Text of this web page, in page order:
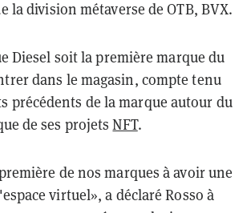
la division métaverse de OTB, BVX.
Diesel soit la première marque du
dans le magasin, compte tenu
précédents de la marque autour du
de ses projetsNFT.
de nos marques à avoir une
virtuel», a déclaré Rosso à